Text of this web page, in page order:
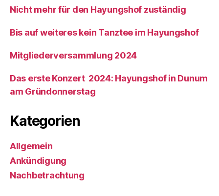
Nicht mehr für den Hayungshof zuständig
Bis auf weiteres kein Tanztee im Hayungshof
Mitgliederversammlung 2024
Das erste Konzert 2024: Hayungshof in Dunum
am Gründonnerstag
Kategorien
Allgemein
Ankündigung
Nachbetrachtung